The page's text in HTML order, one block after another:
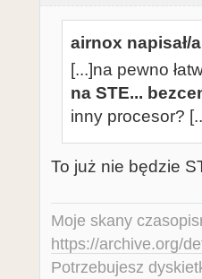
airnox napisał/
[...]na pewno
na STE...
inny procesor?
To już nie będzie
Moje skany
https://archive.org/
Potrzebujesz